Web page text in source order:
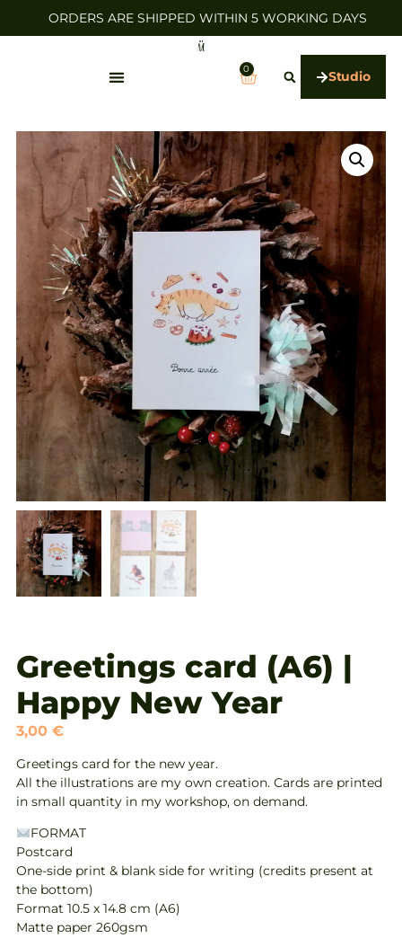
ORDERS ARE SHIPPED WITHIN 5 WORKING DAYS
0 Studio
Greetings card (A6) |
Happy New Year
3,00 €
Greetings card for the new year.
All the illustrations are my own creation. Cards are printed
in small quantity in my workshop, on demand.
FORMAT
Postcard
One-side print & blank side for writing (credits present at
the bottom)
Format 10.5 x 14.8 cm (A6)
Matte paper 260gsm